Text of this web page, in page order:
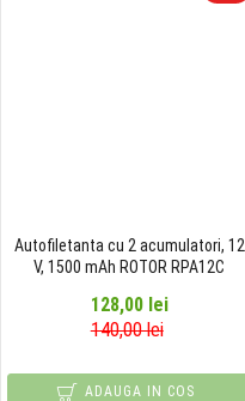
Autofiletanta cu 2 acumulatori, 12
V, 1500 mAh ROTOR RPA12C
128,00 lei
140,00 lei
ADAUGA IN COS